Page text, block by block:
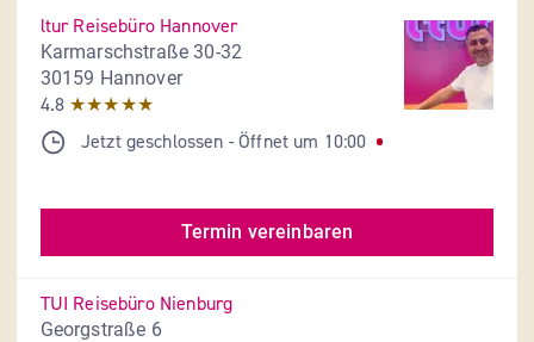
ltur Reisebüro Hannover
Karmarschstraße 30-32
30159 Hannover
4.8 ★★★★★
Jetzt geschlossen - Öffnet um 10:00
Termin vereinbaren
TUI Reisebüro Nienburg
Georgstraße 6